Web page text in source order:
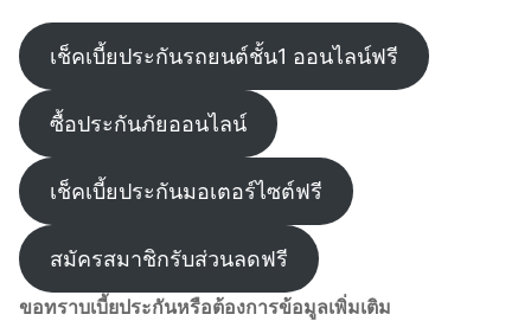
เช็คเบี้ยประกันรถยนต์ชั้น1 ออนไลน์ฟรี
ซื้อประกันภัยออนไลน์
เช็คเบี้ยประกันมอเตอร์ไซต์ฟรี
สมัครสมาชิกรับส่วนลดฟรี
ขอทราบเบี้ยประกันหรือต้องการข้อมูลเพิ่มเติม